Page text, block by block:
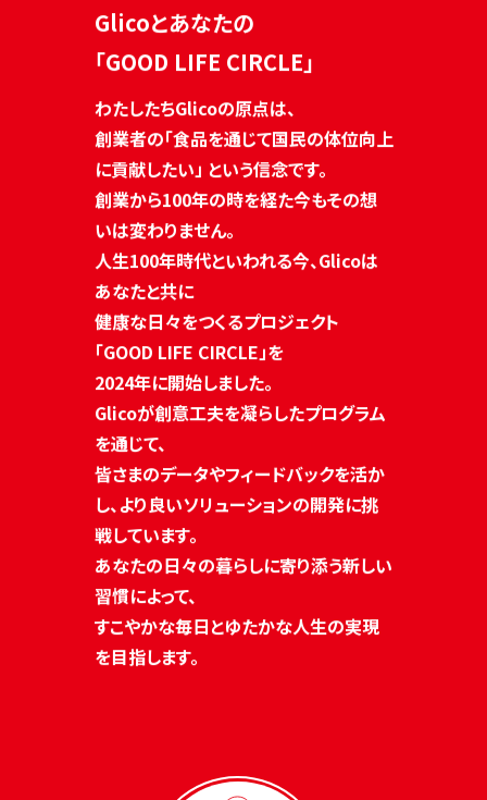
Glicoとあなたの
「GOOD LIFE CIRCLE」
わたしたちGlicoの原点は、
創業者の「食品を通じて国民の体位向上
に貢献したい」 という信念です。
創業から100年の時を経た今もその想
いは変わりません。
人生100年時代といわれる今、Glicoは
あなたと共に
健康な日々をつくるプロジェクト
「GOOD LIFE CIRCLE」を
2024年に開始しました。
Glicoが創意工夫を凝らしたプログラム
を通じて、
皆さまのデータやフィードバックを活か
し、 より良いソリューションの開発に挑
戦しています。
あなたの日々の暮らしに寄り添う新しい
習慣によって、
すこやかな毎日とゆたかな人生の実現
を目指します。